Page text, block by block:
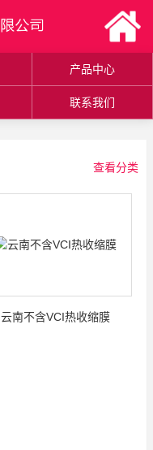
产品中心
联系我们
查看分类
云南不含VCI热收缩膜